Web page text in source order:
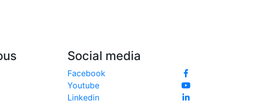
Social media
Facebook
Youtube
Linkedin